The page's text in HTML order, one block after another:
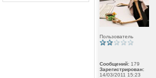
Пользователь
Сообщений: 179
Зарегистрирован:
14/03/2011 15:23